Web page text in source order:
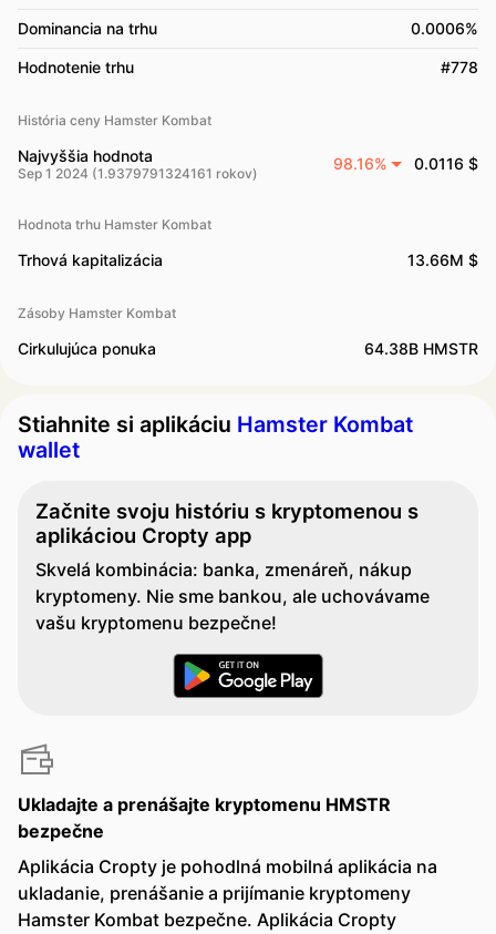
Dominancia na trhu 0.0006%
Hodnotenie trhu #778
História ceny Hamster Kombat
Najvyššia hodnota
Sep 1 2024 (1.9379791324161 rokov)
98.16% 0.0116 $
Hodnota trhu Hamster Kombat
Trhová kapitalizácia 13.66M $
Zásoby Hamster Kombat
Cirkulujúca ponuka 64.38B HMSTR
Stiahnite si aplikáciu Hamster Kombat
wallet
Začnite svoju históriu s kryptomenou s
aplikáciou Cropty app
Skvelá kombinácia: banka, zmenáreň, nákup
kryptomeny. Nie sme bankou, ale uchovávame
vašu kryptomenu bezpečne!
Ukladajte a prenášajte kryptomenu HMSTR
bezpečne
Aplikácia Cropty je pohodlná mobilná aplikácia na
ukladanie, prenášanie a prijímanie kryptomeny
Hamster Kombat bezpečne. Aplikácia Cropty